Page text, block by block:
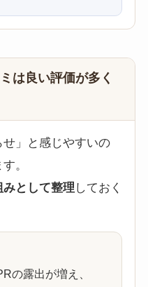
は良い評価が多く
せ」と感じやすいの
。
みとして整理 しておく
の露出が増え、